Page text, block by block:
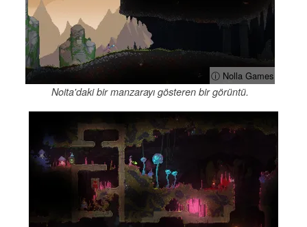
ⓘ Nolla Games
Noita'daki bir manzarayı gösteren bir görüntü.